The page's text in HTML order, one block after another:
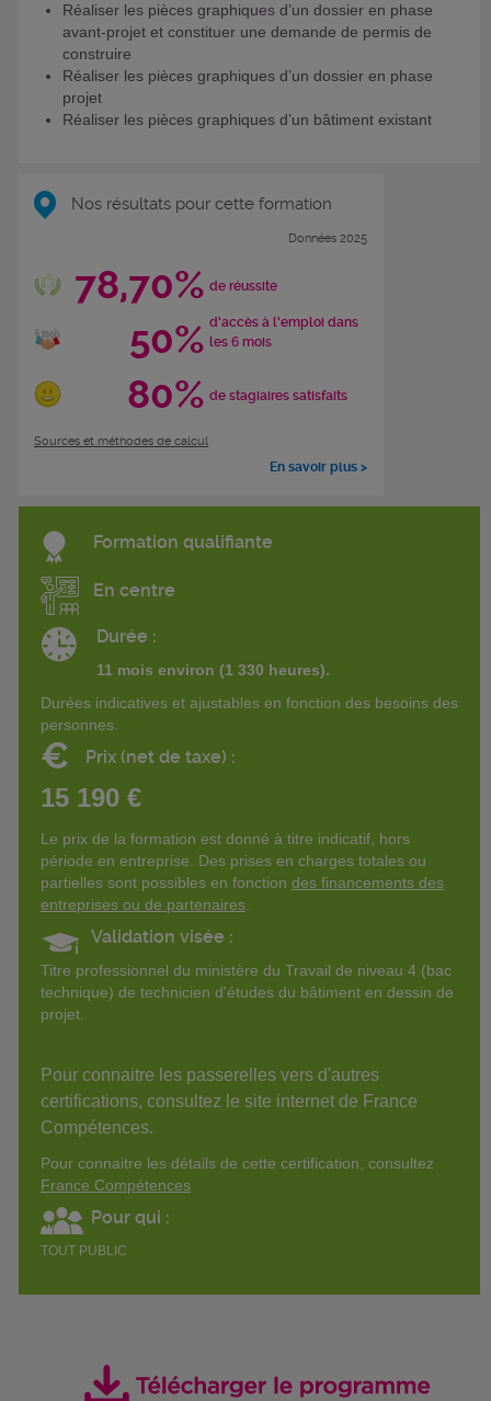
Réaliser les pièces graphiques d’un dossier en phase
avant-projet et constituer une demande de permis de
construire
Réaliser les pièces graphiques d’un dossier en phase
projet
Réaliser les pièces graphiques d’un bâtiment existant
Nos résultats pour cette formation
Données 2025
78,70% de réussite
50% d'accès à l'emploi dans
les 6 mois
80% de stagiaires satisfaits
Sources et méthodes de calcul
En savoir plus >
Formation qualifiante
En centre
Durée :
11 mois environ (1 330 heures).
Durées indicatives et ajustables en fonction des besoins des
personnes.
€ Prix (net de taxe) :
15 190 €
Le prix de la formation est donné à titre indicatif, hors
période en entreprise. Des prises en charges totales ou
partielles sont possibles en fonction des financements des
entreprises ou de partenaires
Validation visée :
Titre professionnel du ministère du Travail de niveau 4 (bac
technique) de technicien d'études du bâtiment en dessin de
projet.
Pour connaitre les passerelles vers d'autres
certifications, consultez le site internet de France
Compétences.
Pour connaitre les détails de cette certification, consultez
France Compétences
Pour qui :
TOUT PUBLIC